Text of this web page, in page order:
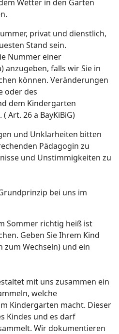
Wetter in den Garten
privat und dienstlich,
Stand sein.
Nummer einer
anzugeben, falls wir Sie in
können. Veränderungen
oder des
dem Kindergarten
Art. 26 a BayKiBiG)
und Unklarheiten bitten
Pädagogin zu
und Unstimmigkeiten zu
bei uns im
Sommer richtig heiß ist
Geben Sie Ihrem Kind
zum Wechseln) und ein
mit uns zusammen ein
welche
Kindergarten macht. Dieser
Kindes und es darf
Wir dokumentieren